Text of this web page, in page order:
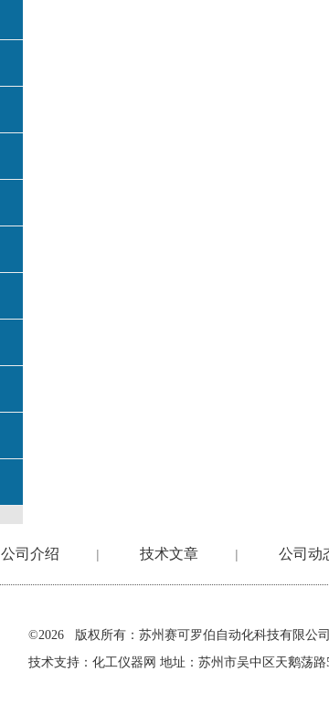
公司介绍 | 技术文章 | 公司动
©2026 版权所有：苏州赛可罗伯自动化科技有限公
技术支持： 化工仪器网 地址：苏州市吴中区天鹅荡